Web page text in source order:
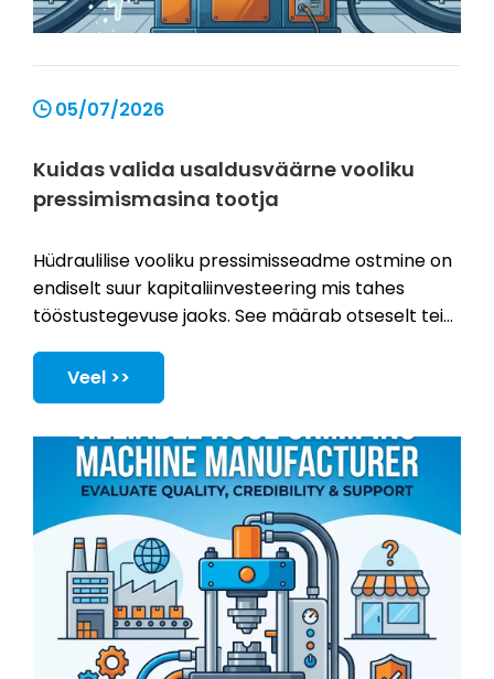
05/07/2026
Kuidas valida usaldusväärne vooliku
pressimismasina tootja
Hüdraulilise vooliku pressimisseadme ostmine on
endiselt suur kapitaliinvesteering mis tahes
tööstustegevuse jaoks. See määrab otseselt teie
ohutuse ja lõpptoote range vastavuse.
Veel >>